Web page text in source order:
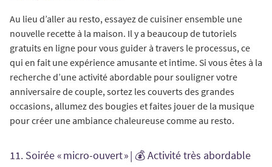
Au lieu d’aller au resto, essayez de cuisiner ensemble une
nouvelle recette à la maison. Il y a beaucoup de tutoriels
gratuits en ligne pour vous guider à travers le processus, ce
qui en fait une expérience amusante et intime. Si vous êtes à la
recherche d’une activité abordable pour souligner votre
anniversaire de couple, sortez les couverts des grandes
occasions, allumez des bougies et faites jouer de la musique
pour créer une ambiance chaleureuse comme au resto.
11. Soirée « micro-ouvert » | 💰 Activité très abordable